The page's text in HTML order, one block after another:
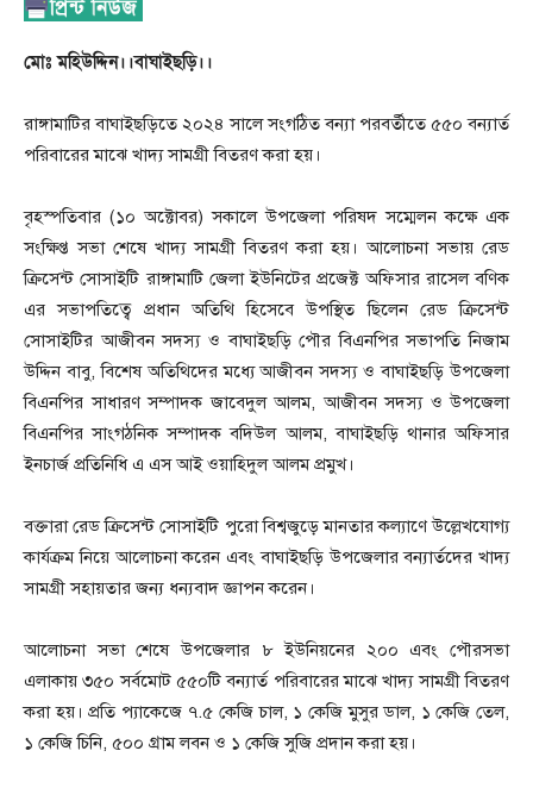
মোঃ মহিউদ্দিন।।বাঘাইছড়ি।।
রাঙ্গামাটির বাঘাইছড়িতে ২০২৪ সালে সংগঠিত বন্যা পরবর্তীতে ৫৫০ বন্যার্ত
পরিবারের মাঝে খাদ্য সামগ্রী বিতরণ করা হয়।
বৃহস্পতিবার (১০ অক্টোবর) সকালে উপজেলা পরিষদ সম্মেলন কক্ষে এক
সংক্ষিপ্ত সভা শেষে খাদ্য সামগ্রী বিতরণ করা হয়। আলোচনা সভায় রেড
ক্রিসেন্ট সোসাইটি রাঙ্গামাটি জেলা ইউনিটের প্রজেক্ট অফিসার রাসেল বণিক
এর সভাপতিত্বে প্রধান অতিথি হিসেবে উপস্থিত ছিলেন রেড ক্রিসেন্ট
সোসাইটির আজীবন সদস্য ও বাঘাইছড়ি পৌর বিএনপির সভাপতি নিজাম
উদ্দিন বাবু, বিশেষ অতিথিদের মধ্যে আজীবন সদস্য ও বাঘাইছড়ি উপজেলা
বিএনপির সাধারণ সম্পাদক জাবেদুল আলম, আজীবন সদস্য ও উপজেলা
বিএনপির সাংগঠনিক সম্পাদক বদিউল আলম, বাঘাইছড়ি থানার অফিসার
ইনচার্জ প্রতিনিধি এ এস আই ওয়াহিদুল আলম প্রমুখ।
বক্তারা রেড ক্রিসেন্ট সোসাইটি পুরো বিশ্বজুড়ে মানতার কল্যাণে উল্লেখযোগ্য
কার্যক্রম নিয়ে আলোচনা করেন এবং বাঘাইছড়ি উপজেলার বন্যার্তদের খাদ্য
সামগ্রী সহায়তার জন্য ধন্যবাদ জ্ঞাপন করেন।
আলোচনা সভা শেষে উপজেলার ৮ ইউনিয়নের ২০০ এবং পৌরসভা
এলাকায় ৩৫০ সর্বমোট ৫৫০টি বন্যার্ত পরিবারের মাঝে খাদ্য সামগ্রী বিতরণ
করা হয়। প্রতি প্যাকেজে ৭.৫ কেজি চাল, ১ কেজি মুসুর ডাল, ১ কেজি তেল,
১ কেজি চিনি, ৫০০ গ্রাম লবন ও ১ কেজি সুজি প্রদান করা হয়।